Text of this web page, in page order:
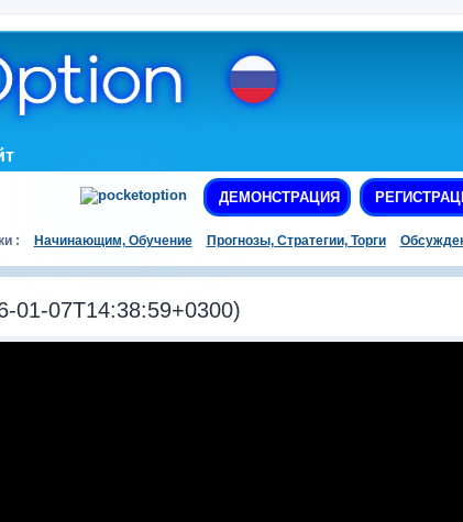
ДЕМОНСТРАЦИЯ
: Начинающим, Обучение Прогнозы, Стратегии, Торги
07T14:38:59+0300)